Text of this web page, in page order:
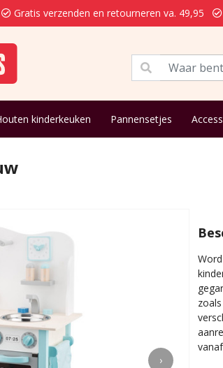
Gratis verzenden en retourneren va. 49,95
kinderkeuken Pannensetjes
›